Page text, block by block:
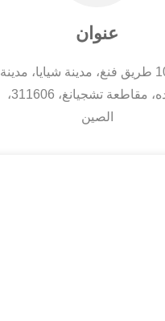
عنوان
رقم 10 طريق فنغ، مدينة شيايا، مدينة
جيانده، مقاطعة تشجيانغ، 311606،
الصين